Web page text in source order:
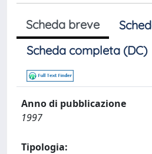
Scheda breve
Scheda completa (DC)
Anno di pubblicazione
1997
Tipologia: